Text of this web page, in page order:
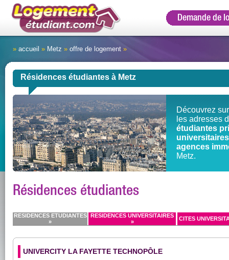
Demande de
» accueil » Metz » offre de logement »
Résidences étudiantes à Metz
Découvrez
les adresses
étudiantes
agences
Metz.
Résidences étudiantes
RESIDENCES ETUDIANTES
»
RESIDENCES UNIVERSITAIRES
»
CITES
UNIVERCITY LA FAYETTE TECHNOPÔLE